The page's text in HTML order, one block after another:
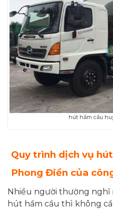
hút hầm cầu
Quy trình dịch vụ
Phong Điền của
Nhiều người thường nghĩ
hút hầm cầu thì không